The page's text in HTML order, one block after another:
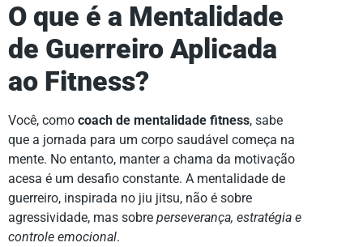
O que é a Mentalidade
de Guerreiro Aplicada
ao Fitness?
Você, como coach de mentalidade fitness, sabe
que a jornada para um corpo saudável começa na
mente. No entanto, manter a chama da motivação
acesa é um desafio constante. A mentalidade de
guerreiro, inspirada no jiu jitsu, não é sobre
agressividade, mas sobre perseverança, estratégia e
controle emocional.